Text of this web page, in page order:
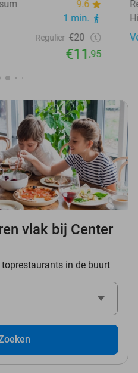
9.6
1 min.
Regulier €20
€11,95
vlak bij Center
in de buurt